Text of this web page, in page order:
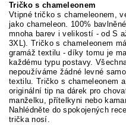
Tričko s chameleonem
Vtipné tričko s chameleonem,
jako chameleon. 100%
mnoha barev i velikostí - od S
3XL). Tričko s chameleonem
gramáž textilu - díky tomu je
každému typu postavy.
nepoužíváme žádné levné
textilu. Tričko s chameleonem
originální tip na dárek pro
manželku, přítelkyni nebo
Nahlédněte do spokojených
trička nosí.